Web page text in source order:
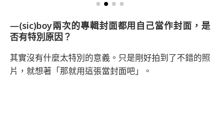
—(sic)boy兩次的專輯封面都用自己當作封面，是
否有特別原因？
其實沒有什麼太特別的意義。只是剛好拍到了不錯的照
片，就想著「那就用這張當封面吧」。